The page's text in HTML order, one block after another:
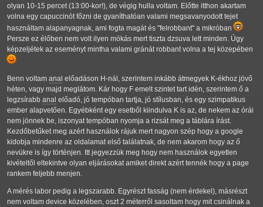
olyan 10-15 percet (13:00-kor!), de végig hulla voltam. Előtte itthon akartam
volna egy capuccinót főzni de gyaníthatóan valami megsavanyodott tejet
használtam alapanyagnak, ami fogta magát és "felrobbant" a mikróban
Persze ez élőben nem volt ilyen mókás mert tiszta dzsuva lett minden. Úgy
képzeljétek az eseményt mintha valami gránát robbant volna a tej közepében
Benn voltam anal előadáson H-nál, szerintem inkább átmegyek K-ékhoz jövő
héten, vagy majd meglátom. Kár hogy F emelt szintet tart idén, szerintem ő a
legzsírabb anal előadó, jó tempóban tartja, jó stílusban, és egy szimpatikus
ember alapvetően. Egyébként egy esetből kiindulva K is az, de nekem az órái
nem jönnek be, iszonyat tempóban nyomja a rizsát meg a táblára írást.
Kezdőbetűket meg azért használok rájuk mert nagyon szép hogy a google
kidobja mindenre az oldalamat első találatnak, de nem akarom hogy az ő
nevükre is így történjen. Itt jegyezzük meg hogy nem használok egyetlen
kivételtől eltekintve olyan eljárásokat amiket direkt azért tennék hogy a page
rankem feljebb menjen.
A mérés labor pedig a legszarabb. Egyrészt fasság (nem érdekel), másrészt
nem voltam device közelében, oszt 2 méterről sasoltam hogy mit csinálnak a